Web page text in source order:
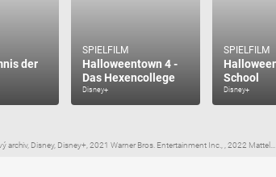
der
SPIELFILM
Halloweentown 4 -
Das Hexencollege
Disney+
SPIELFILM
School
Disney+
archiv, Disney, Disney+, 2021 Warner Bros. Entertainment Inc., , 2022 Mattel...